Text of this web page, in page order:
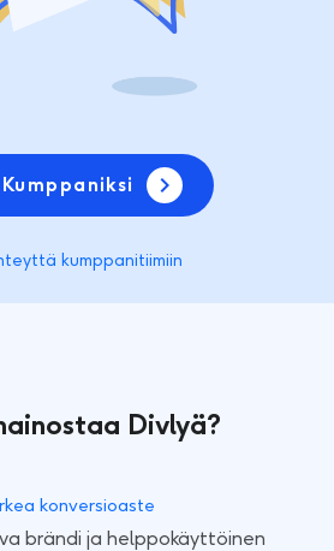
kumppanitiimiin
Divlyä?
konversioaste
brändi ja helppokäyttöinen